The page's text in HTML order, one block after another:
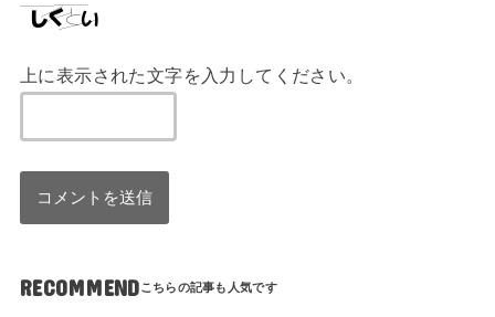
上に表示された文字を入力してください。
RECOMMEND